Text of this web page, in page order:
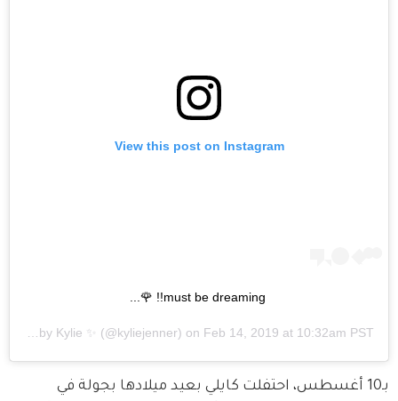
View this post on Instagram
must be dreaming!! 🌹...
Kylie ✨ (@kyliejenner) on Feb 14, 2019 at 10:32am PST
بـ10 أغسطس، احتفلت كايلي بعيد ميلادها بجولة في